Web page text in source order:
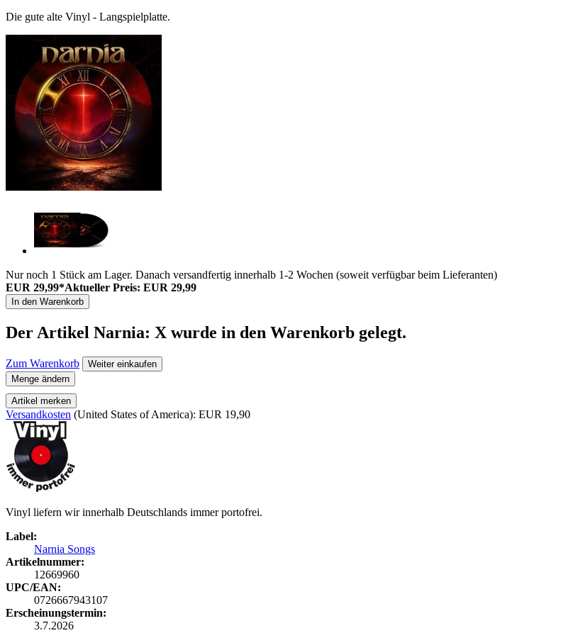
Die gute alte Vinyl - Langspielplatte.
Nur noch 1 Stück am Lager. Danach versandfertig innerhalb 1-2 Wochen (soweit verfügbar beim Lieferanten)
EUR 29,99*Aktueller Preis: EUR 29,99
In den Warenkorb
Der Artikel Narnia: X wurde in den Warenkorb gelegt.
Zum Warenkorb
Weiter einkaufen
Menge ändern
Artikel merken
Versandkosten (United States of America): EUR 19,90
Vinyl liefern wir innerhalb Deutschlands immer portofrei.
Label:
Narnia Songs
Artikelnummer:
12669960
UPC/EAN:
0726667943107
Erscheinungstermin:
3.7.2026